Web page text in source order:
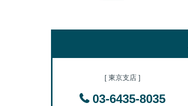
[ 東京支店 ]
03-6435-8035